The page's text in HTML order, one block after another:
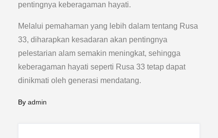
pentingnya keberagaman hayati.
Melalui pemahaman yang lebih dalam tentang Rusa
33, diharapkan kesadaran akan pentingnya
pelestarian alam semakin meningkat, sehingga
keberagaman hayati seperti Rusa 33 tetap dapat
dinikmati oleh generasi mendatang.
Byadmin